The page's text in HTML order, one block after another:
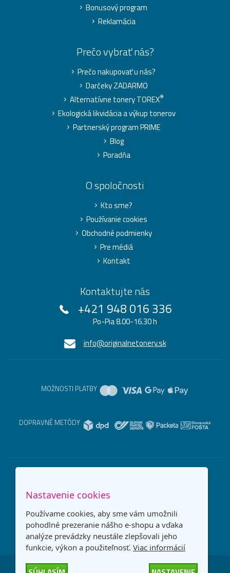
Bonusový program
Reklamácia
Prečo vybrať nás?
Prečo nakupovať u nás?
Darčeky ZADARMO
Alternatívne tonery TOREX®
Ekologická likvidácia a výkup tonerov
Partnerský program PRIME
Blog
Poradňa
O spoločnosti
Kto sme?
Používanie cookies
Obchodné podmienky
Pre médiá
Kontakt
Kontaktujte nás
+421 948 016 336
Po-Pia 8.00-16.30 h
info@originalnetonery.sk
MOŽNOSTI PLATBY
DOPRAVNÉ METÓDY
Nastavenie cookies
Používame cookies, aby sme vám umožnili
pohodlné prezeranie nášho e-shopu a vďaka
analýze prevádzky neustále zlepšovali jeho
funkcie, výkon a použiteľnosť. Viac informácií